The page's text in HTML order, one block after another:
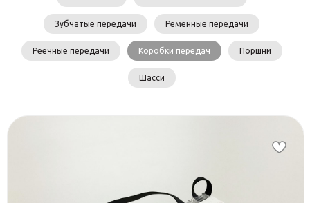
Зубчатые передачи Ременные передачи
Реечные передачи Коробки передач Поршни
Шасси